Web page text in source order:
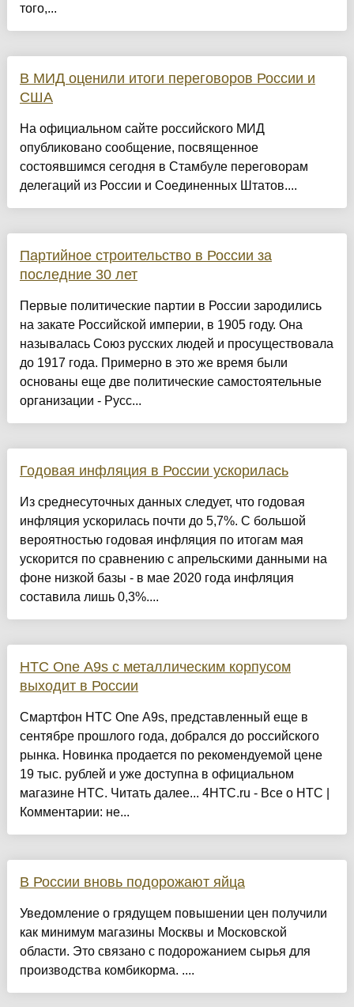
того,...
В МИД оценили итоги переговоров России и
США
На официальном сайте российского МИД
опубликовано сообщение, посвященное
состоявшимся сегодня в Стамбуле переговорам
делегаций из России и Соединенных Штатов....
Партийное строительство в России за
последние 30 лет
Первые политические партии в России зародились
на закате Российской империи, в 1905 году. Она
называлась Союз русских людей и просуществовала
до 1917 года. Примерно в это же время были
основаны еще две политические самостоятельные
организации - Русс...
Годовая инфляция в России ускорилась
Из среднесуточных данных следует, что годовая
инфляция ускорилась почти до 5,7%. С большой
вероятностью годовая инфляция по итогам мая
ускорится по сравнению с апрельскими данными на
фоне низкой базы - в мае 2020 года инфляция
составила лишь 0,3%....
HTC One A9s с металлическим корпусом
выходит в России
Смартфон HTC One A9s, представленный еще в
сентябре прошлого года, добрался до российского
рынка. Новинка продается по рекомендуемой цене
19 тыс. рублей и уже доступна в официальном
магазине HTC. Читать далее... 4HTC.ru - Все о HTC |
Комментарии: не...
В России вновь подорожают яйца
Уведомление о грядущем повышении цен получили
как минимум магазины Москвы и Московской
области. Это связано с подорожанием сырья для
производства комбикорма. ....